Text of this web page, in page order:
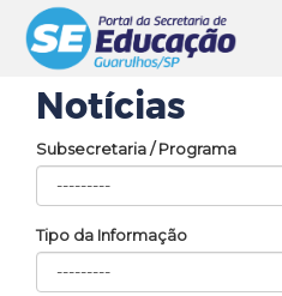
Notícias
Subsecretaria / Programa
Tipo da Informação